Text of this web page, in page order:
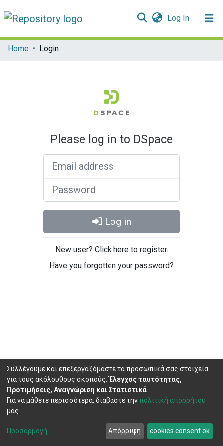
Log In(current)
Communities & Collections
Home Login
Please log in to DSpace
Log in
New user? Click here to register.
Have you forgotten your password?
Cookie
End User
Agreement
Send
Feedback
Συλλέγουμε και επεξεργαζόμαστε τα προσωπικά σας στοιχεία
για τους ακόλουθους σκοπούς:Έλεγχος ταυτότητας,
Προτιμήσεις, Αναγνώριση και Στατιστικά
Για να μάθετε περισσότερα, διαβάστε τηνπολιτική απορρήτου
μας.
Προσαρμογή Απόρριψη cookies.consent.ok